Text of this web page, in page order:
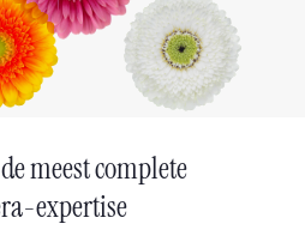
meest complete
expertise